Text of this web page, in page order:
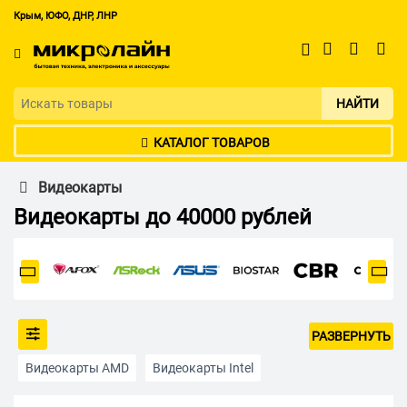
Крым, ЮФО, ДНР, ЛНР
НАЙТИ
КАТАЛОГ ТОВАРОВ
Видеокарты
Видеокарты до 40000 рублей
Видеокарты AMD Видеокарты Intel
РАЗВЕРНУТЬ